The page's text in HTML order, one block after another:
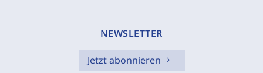
NEWSLETTER
Jetzt abonnieren